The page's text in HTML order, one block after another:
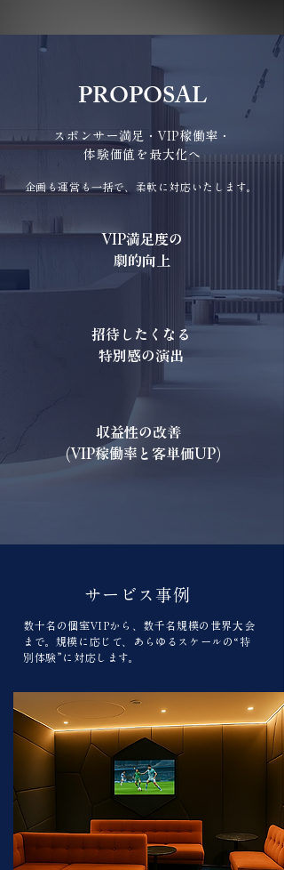
PROPOSAL
スポンサー満足・VIP稼働率・
体験価値を最大化へ
企画も運営も一括で、柔軟に対応いたします。
VIP満足度の
劇的向上
招待したくなる
特別感の演出
収益性の改善
(VIP稼働率と客単価UP)
サービス事例
数十名の個室VIPから、数千名規模の世界大会
まで。規模に応じて、あらゆるスケールの“特
別体験”に対応します。